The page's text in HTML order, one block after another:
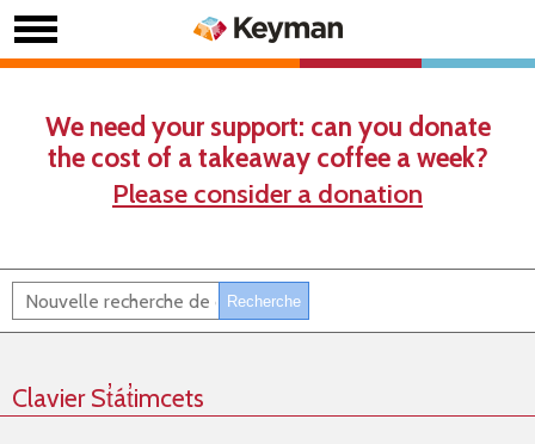
We need your support: can you donate
the cost of a takeaway coffee a week?
Please consider a donation
Clavier St̓át̓imcets